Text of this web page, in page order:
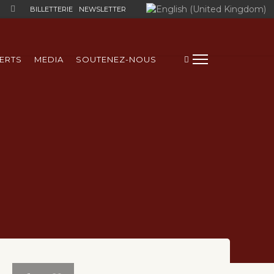
BILLETTERIE NEWSLETTER Sélectionnez votre langue
MEDIA SOUTENEZ-NOUS